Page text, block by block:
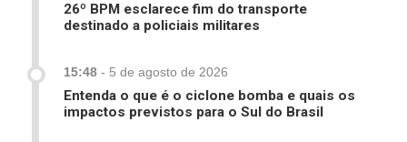
26º BPM esclarece fim do transporte
destinado a policiais militares
15:48 - 5 de agosto de 2026
Entenda o que é o ciclone bomba e quais os
impactos previstos para o Sul do Brasil